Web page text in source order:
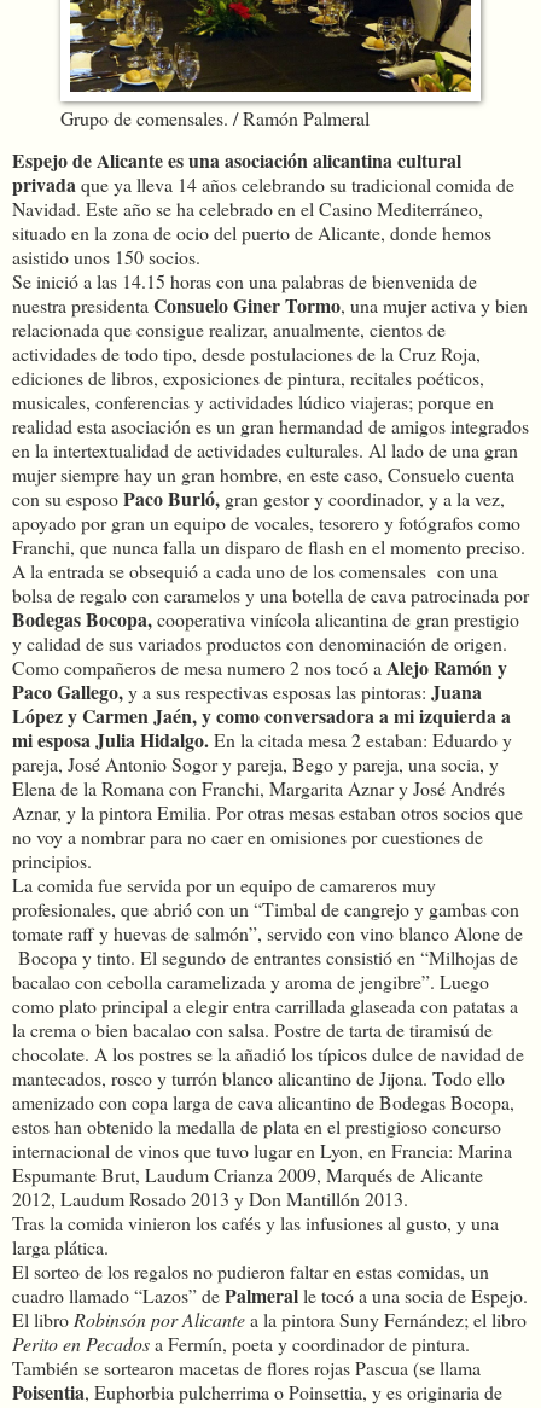
Grupo de comensales. / Ramón Palmeral
Espejo de Alicante es una asociación alicantina cultural
privadaque ya lleva 14 años celebrando su tradicional comida de
Navidad. Este año se ha celebrado en el Casino Mediterráneo,
situado en la zona de ocio del puerto de Alicante, donde hemos
asistido unos 150 socios.
Se inició a las 14.15 horas con una palabras de bienvenida de
nuestra presidentaConsuelo Giner Tormo, una mujer activa y bien
relacionada que consigue realizar, anualmente, cientos de
actividades de todo tipo, desde postulaciones de la Cruz Roja,
ediciones de libros, exposiciones de pintura, recitales poéticos,
musicales, conferencias y actividades lúdico viajeras; porque en
realidad esta asociación es un gran hermandad de amigos integrados
en la intertextualidad de actividades culturales. Al lado de una gran
mujer siempre hay un gran hombre, en este caso, Consuelo cuenta
con su esposoPaco Burló, gran gestor y coordinador, y a la vez,
apoyado por gran un equipo de vocales, tesorero y fotógrafos como
Franchi, que nunca falla un disparo de flash en el momento preciso.
A la entrada se obsequió a cada uno de los comensales con una
bolsa de regalo con caramelos y una botella de cava patrocinada por
Bodegas Bocopa,cooperativa vinícola alicantina de gran prestigio
y calidad de sus variados productos con denominación de origen.
Como compañeros de mesa numero 2 nos tocó aAlejo Ramón y
Paco Gallego,y a sus respectivas esposas las pintoras: Juana
López y Carmen Jaén, y como conversadora a mi izquierda a
mi esposa Julia Hidalgo.En la citada mesa 2 estaban: Eduardo y
pareja, José Antonio Sogor y pareja, Bego y pareja, una socia, y
Elena de la Romana con Franchi, Margarita Aznar y José Andrés
Aznar, y la pintora Emilia. Por otras mesas estaban otros socios que
no voy a nombrar para no caer en omisiones por cuestiones de
principios.
La comida fue servida por un equipo de camareros muy
profesionales, que abrió con un “Timbal de cangrejo y gambas con
tomate raff y huevas de salmón”, servido con vino blanco Alone de
Bocopa y tinto. El segundo de entrantes consistió en “Milhojas de
bacalao con cebolla caramelizada y aroma de jengibre”. Luego
como plato principal a elegir entra carrillada glaseada con patatas a
la crema o bien bacalao con salsa. Postre de tarta de tiramisú de
chocolate. A los postres se la añadió los típicos dulce de navidad de
mantecados, rosco y turrón blanco alicantino de Jijona. Todo ello
amenizado con copa larga de cava alicantino de Bodegas Bocopa,
estos han obtenido la medalla de plata en el prestigioso concurso
internacional de vinos que tuvo lugar en Lyon, en Francia: Marina
Espumante Brut, Laudum Crianza 2009, Marqués de Alicante
2012, Laudum Rosado 2013 y Don Mantillón 2013.
Tras la comida vinieron los cafés y las infusiones al gusto, y una
larga plática.
El sorteo de los regalos no pudieron faltar en estas comidas, un
cuadro llamado “Lazos” dePalmeralle tocó a una socia de Espejo.
El libroRobinsón por Alicantea la pintora Suny Fernández; el libro
Perito en Pecadosa Fermín, poeta y coordinador de pintura.
También se sortearon macetas de flores rojas Pascua (se llama
Poisentia, Euphorbia pulcherrima o Poinsettia, y es originaria de